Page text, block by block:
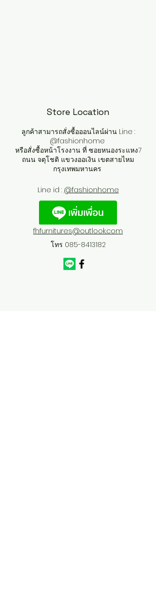
Store Location
ลูกค้าสามารถสั่งซื้อออนไลน์ผ่าน Line :
@fashionhome
หรือสั่งซื้อหน้าโรงงาน ที่ ซอยหนองระแหง7
ถนน จตุโชติ แขวงออเงิน เขตสายไหม
กรุงเทพมหานคร
Line id : @fashionhome
fhfurnitures@outlook.com
โทร 085-8413182